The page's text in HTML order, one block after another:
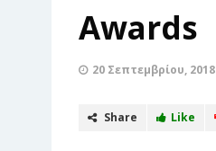
Awards
20 Σεπτεμβρίου, 2018
Share Like